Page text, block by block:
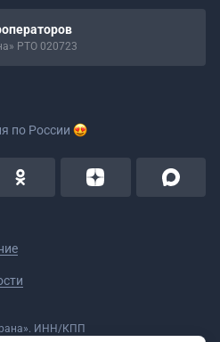
РТО 020723
по России
ИНН/КПП